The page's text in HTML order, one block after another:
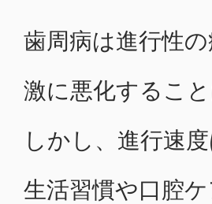
歯周病は進行性
激に悪化するこ
しかし、進行速
生活習慣や口腔